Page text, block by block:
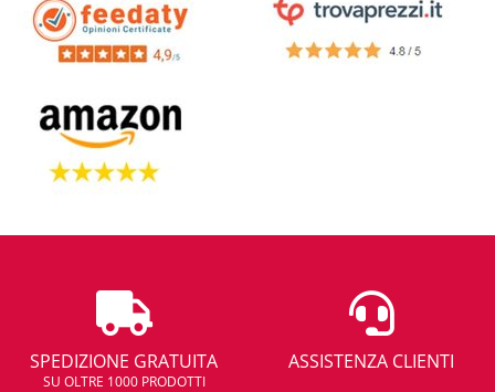
SPEDIZIONE GRATUITA
SU OLTRE 1000 PRODOTTI
ASSISTENZA CLIENTI